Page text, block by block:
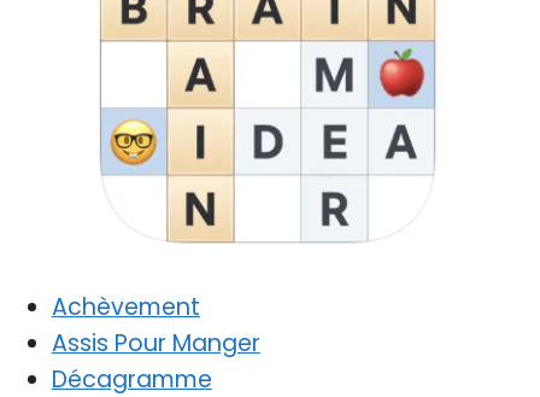
Achèvement
Assis Pour Manger
Décagramme